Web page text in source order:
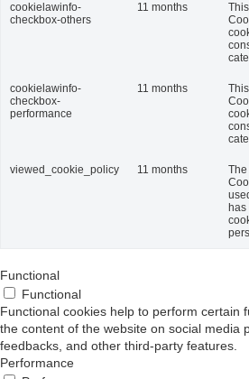
cookielawinfo-
checkbox-others
11 months
cookielawinfo-
checkbox-
performance
11 months
viewed_cookie_policy 11 months
The
Functional
Functional
Functional cookies help to perform certain
the content of the website on social media
feedbacks, and other third-party features.
Performance